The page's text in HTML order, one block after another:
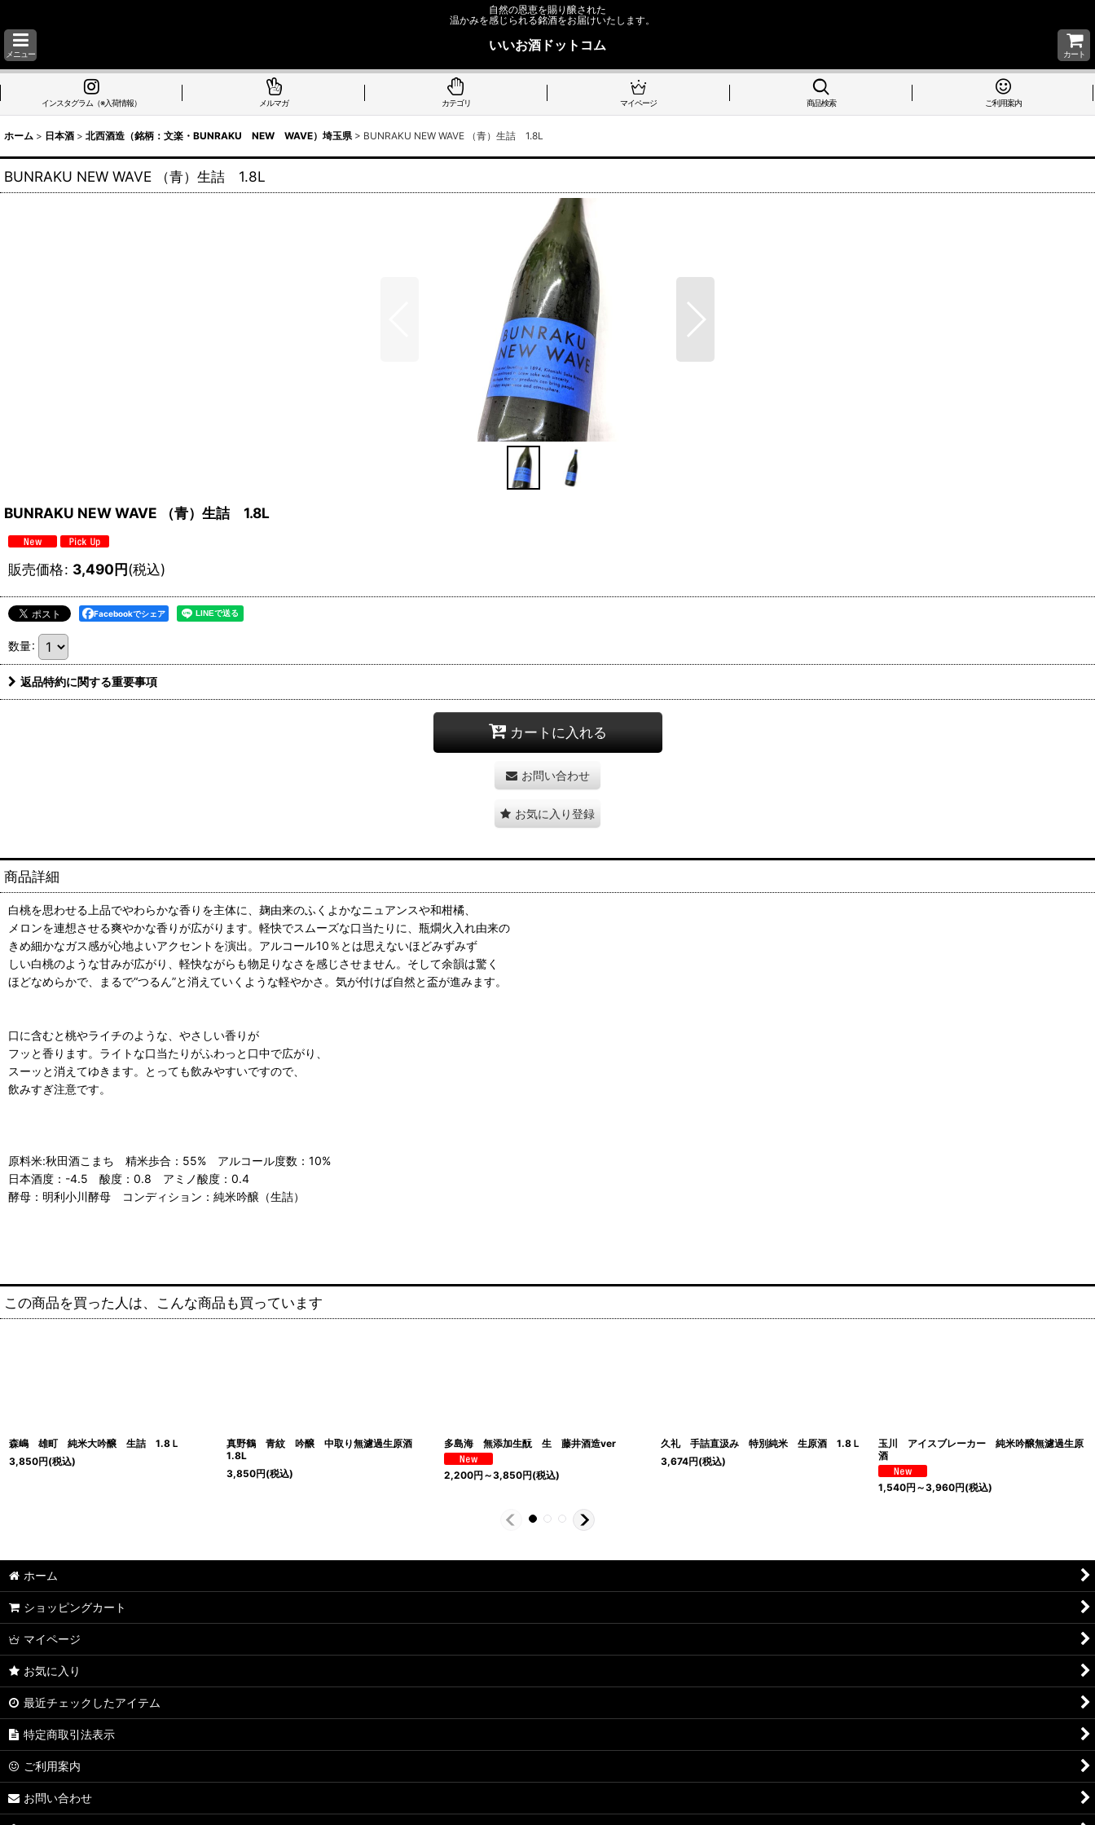
自然の恩恵を賜り醸された
温かみを感じられる銘酒をお届けいたします。
メニュー
いいお酒ドットコム
カート
インスタグラム（※入荷情報） メルマガ カテゴリ マイページ 商品検索 ご利用案内
ホーム > 日本酒 > 北西酒造（銘柄：文楽・BUNRAKU NEW WAVE）埼玉県 > BUNRAKU NEW WAVE （青）生詰 1.8L
BUNRAKU NEW WAVE （青）生詰 1.8L
BUNRAKU NEW WAVE （青）生詰 1.8L
販売価格: 3,490円(税込)
Facebookでシェア
数量:
返品特約に関する重要事項
カートに入れる
お問い合わせ
お気に入り登録
商品詳細
白桃を思わせる上品でやわらかな香りを主体に、麹由来のふくよかなニュアンスや和柑橘、
メロンを連想させる爽やかな香りが広がります。軽快でスムーズな口当たりに、瓶燗火入れ由来の
きめ細かなガス感が心地よいアクセントを演出。アルコール10％とは思えないほどみずみず
しい白桃のような甘みが広がり、軽快ながらも物足りなさを感じさせません。そして余韻は驚く
ほどなめらかで、まるで“つるん”と消えていくような軽やかさ。気が付けば自然と盃が進みます。
口に含むと桃やライチのような、やさしい香りが
フッと香ります。ライトな口当たりがふわっと口中で広がり、
スーッと消えてゆきます。とっても飲みやすいですので、
飲みすぎ注意です。
原料米:秋田酒こまち 精米歩合：55% アルコール度数：10%
日本酒度：-4.5 酸度：0.8 アミノ酸度：0.4
酵母：明利小川酵母 コンディション：純米吟醸（生詰）
この商品を買った人は、こんな商品も買っています
森嶋 雄町 純米大吟醸 生詰 1.8Ｌ
3,850円(税込)
真野鶴 青紋 吟醸 中取り無濾過生原酒
1.8L
3,850円(税込)
多島海 無添加生酛 生 藤井酒造ver
2,200円 ～3,850円(税込)
久礼 手詰直汲み 特別純米 生原酒 1.8Ｌ
3,674円(税込)
玉川 アイスブレーカー 純米吟醸無濾過生原
酒
1,540円 ～3,960円(税込)
ホーム
ショッピングカート
マイページ
お気に入り
最近チェックしたアイテム
特定商取引法表示
ご利用案内
お問い合わせ